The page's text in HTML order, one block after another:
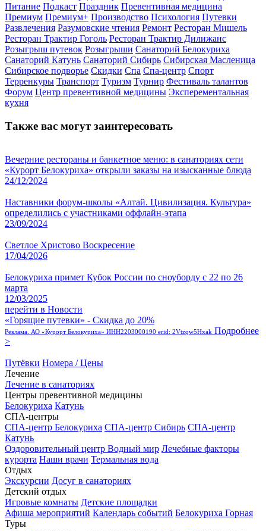
Питание Подкаст Праздник Превентивная медицина
Премиум Премиум+ Производство Психология Путевки
Развлечения Разумовские чтения Ремонт Ресторан Мишель
Ресторан Трактир Гоголь Ресторан Трактир Дилижанс
Розыгрыш путевок Розыгрыши Санаторий Белокуриха
Санаторий Катунь Санаторий Сибирь Сибирская Масленица
Сибирское подворье Скидки Спа Спа-центр Спорт
Терренкуры Транспорт Туризм Турнир Фестиваль талантов
Форум Центр превентивной медицины Эксперементальная
кухня
Также вас могут заинтересовать
Вечерние рестораны и банкетное меню: в санаториях сети
«Курорт Белокуриха» открыли заказы на изысканные блюда
24/12/2024
Наставники форум-школы «Алтай. Цивилизация. Культура»
определились с участниками оффлайн-этапа
23/09/2024
Светлое Христово Воскресение
17/04/2026
Белокуриха примет Кубок России по сноуборду с 22 по 26
марта
12/03/2025
перейти в Новости
«Горящие путевки» - Скидка до 20%
Реклама. АО «Курорт Белокуриха» ИНН2203000190 erid: 2Vtzqw5Hxak Подробнее
>
Путёвки Номера / Цены
Лечение
Лечение в санаториях
Центры превентивной медицины
Белокуриха Катунь
СПА-центры
СПА-центр Белокуриха СПА-центр Сибирь СПА-центр
Катунь
Оздоровительный центр Водный мир Лечебные факторы
курорта Наши врачи Термальная вода
Отдых
Экскурсии Досуг в санаториях
Детский отдых
Игровые комнаты Детские площадки
Афиша мероприятий Календарь событий Белокуриха Горная
Туры